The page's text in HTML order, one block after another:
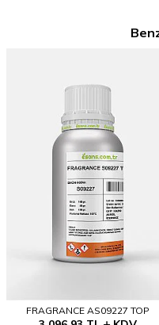
FRAGRANCE AS09227 TOP